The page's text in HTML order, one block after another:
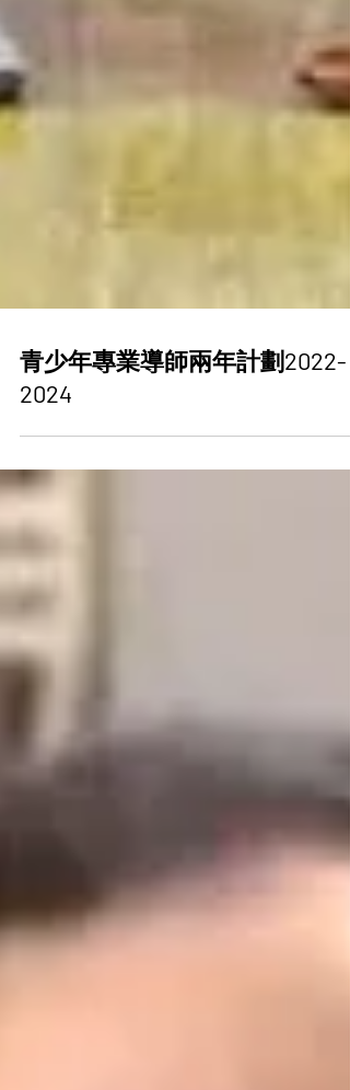
青少年專業導師兩年計劃2022-
2024